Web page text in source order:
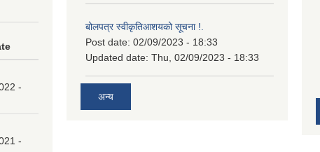
-
-
बोलपत्र स्वीकृतिआशयको सूचना !.
Post date: 02/09/2023 - 18:33
Updated date: Thu, 02/09/2023 - 18:33
अन्य